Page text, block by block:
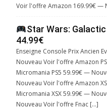
Voir l'offre Amazon 169.99€ —
Star Wars:
44.99€
Enseigne Console Prix Ancien
Nouveau Voir l'offre Amazon
Micromania PS5 59.99€ —
Nouveau Voir l'offre Amazon
Micromania XSX 59.99€ —
Nouveau Voir l'offre Fnac […]